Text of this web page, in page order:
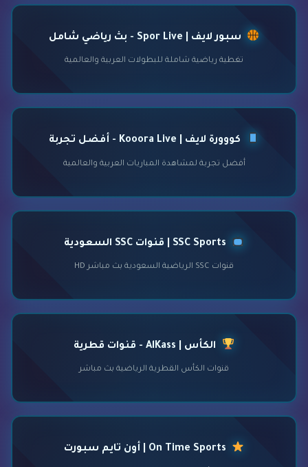
سبور لايف | Spor Live - بث رياضي شامل
تغطية رياضية شاملة للبطولات العربية والعالمية
كووورة لايف | Kooora Live - أفضل تجربة
أفضل تجربة لمشاهدة المباريات العربية والعالمية
قنوات SSC الرياضية السعودية بث مباشر HD
الكأس | AlKass - قنوات قطرية
قنوات الكأس القطرية الرياضية بث مباشر